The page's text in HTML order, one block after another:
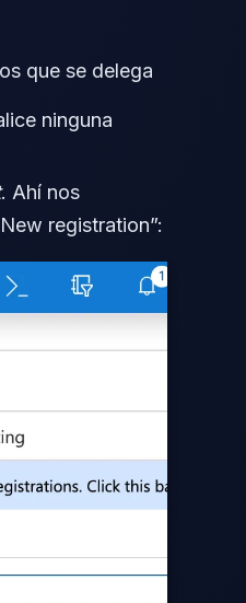
que se delega
ninguna
. Ahí nos
registration”: